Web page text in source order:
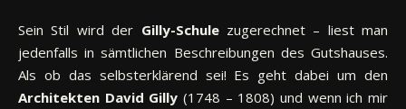
Sein Stil wird der Gilly-Schulezugerechnet – liest man
jedenfalls in sämtlichen Beschreibungen des Gutshauses.
Als ob das selbsterklärend sei! Es geht dabei um den
Architekten David Gilly (1748 – 1808) und wenn ich mir